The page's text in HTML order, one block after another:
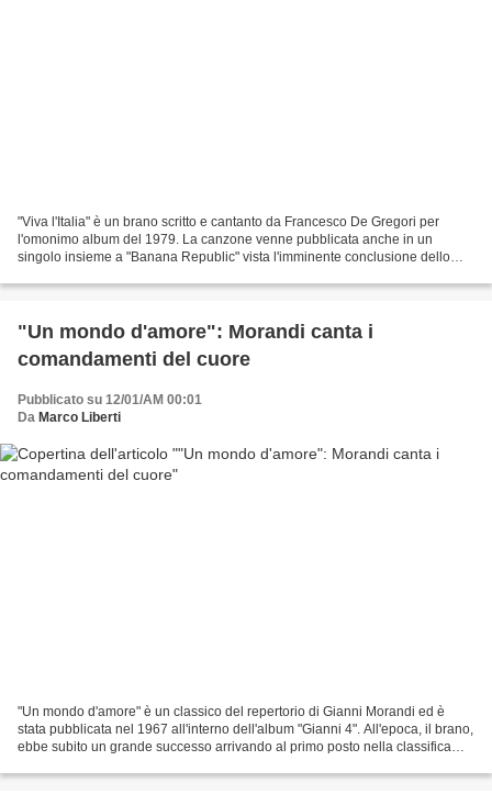
"Viva l'Italia" è un brano scritto e cantanto da Francesco De Gregori per
l'omonimo album del 1979. La canzone venne pubblicata anche in un
singolo insieme a "Banana Republic" vista l'imminente conclusione dello
"Un mondo d'amore": Morandi canta i
comandamenti del cuore
Pubblicato su 12/01/AM 00:01
Da Marco Liberti
"Un mondo d'amore" è un classico del repertorio di Gianni Morandi ed è
stata pubblicata nel 1967 all'interno dell'album "Gianni 4". All'epoca, il brano,
ebbe subito un grande successo arrivando al primo posto nella classifica